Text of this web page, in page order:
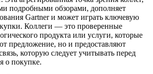
подробными обзорами, дополняет
Gartner и может играть ключевую
Коллеги — это проверенные
продукта или услуги, которые
предложение, но и предоставляют
которую следует учитывать перед
о покупке.